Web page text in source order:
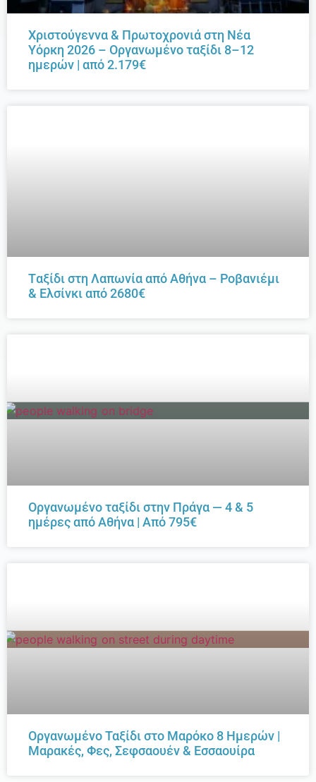
Χριστούγεννα & Πρωτοχρονιά στη Νέα
Υόρκη 2026 – Οργανωμένο ταξίδι 8–12
ημερών | από 2.179€
Tαξίδι στη Λαπωνία από Αθήνα – Ροβανιέμι
& Ελσίνκι από 2680€
Οργανωμένο ταξίδι στην Πράγα — 4 & 5
ημέρες από Αθήνα | Από 795€
Οργανωμένο Ταξίδι στο Μαρόκο 8 Ημερών |
Μαρακές, Φες, Σεφσαουέν & Εσσαουίρα